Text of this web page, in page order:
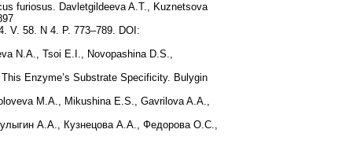
furiosus. Davletgildeeva A.T., Kuznetsova
V. 58. N 4. P. 773–789. DOI:
N.A., Tsoi E.I., Novopashina D.S.,
Enzyme’s Substrate Specificity. Bulygin
M.A., Mikushina E.S., Gavrilova A.A.,
А.А., Кузнецова А.А., Федорова О.С.,